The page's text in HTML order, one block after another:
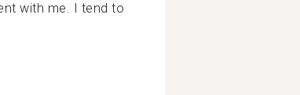
with me. I tend to